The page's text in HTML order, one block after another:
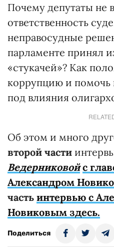
Почему депутаты не
ответственность
неправосудные
парламенте принял
«стукачей»? Как
коррупцию и помочь
под влияния
Об этом и много
второй части
Ведерниковой с
Александром
часть интервью с
Новиковым здесь.
Поделиться